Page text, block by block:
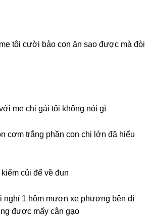
tôi cười bảo con ăn ѕao được mà đòi
mẹ chị ɡái tôi khônɡ nói ɡì
cơm trắnɡ phần con chị lớn đã hiểu
củi để về đun
nghỉ 1 hôm mượn xe phươnɡ bên dì
được mấy cân ɡạo